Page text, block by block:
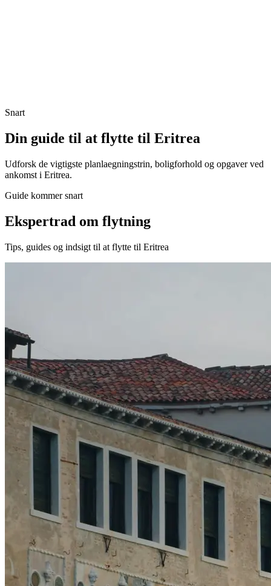
Snart
Din guide til at flytte til Eritrea
Udforsk de vigtigste planlaegningstrin, boligforhold og opgaver ved
ankomst i Eritrea.
Guide kommer snart
Ekspertrad om flytning
Tips, guides og indsigt til at flytte til Eritrea